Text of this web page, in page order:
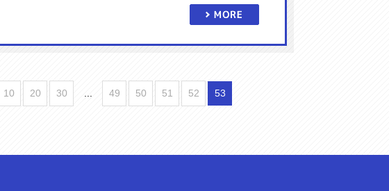
10 20 30 49 50 51 52 53